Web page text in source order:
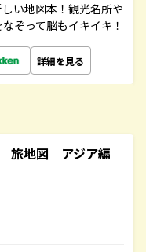
い地図本！観光名所や
ぞって脳もイキイキ！
詳細を見る
旅地図 アジア編